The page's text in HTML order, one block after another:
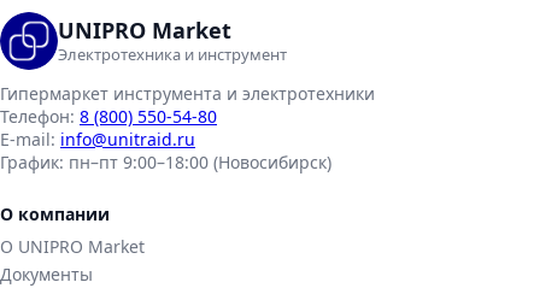
UNIPRO Market
Электротехника и инструмент
Гипермаркет инструмента и электротехники
Телефон: 8 (800) 550-54-80
E-mail: info@unitraid.ru
График: пн–пт 9:00–18:00 (Новосибирск)
О компании
О UNIPRO Market
Документы